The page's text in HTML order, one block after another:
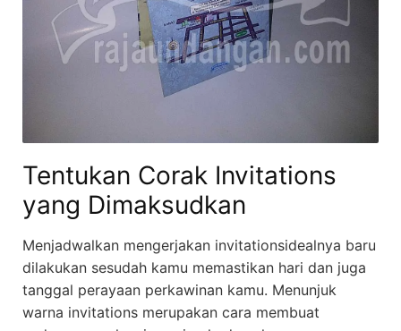
Tentukan Corak Invitations
yang Dimaksudkan
Menjadwalkan mengerjakan invitationsidealnya baru
dilakukan sesudah kamu memastikan hari dan juga
tanggal perayaan perkawinan kamu. Menunjuk
warna invitations merupakan cara membuat